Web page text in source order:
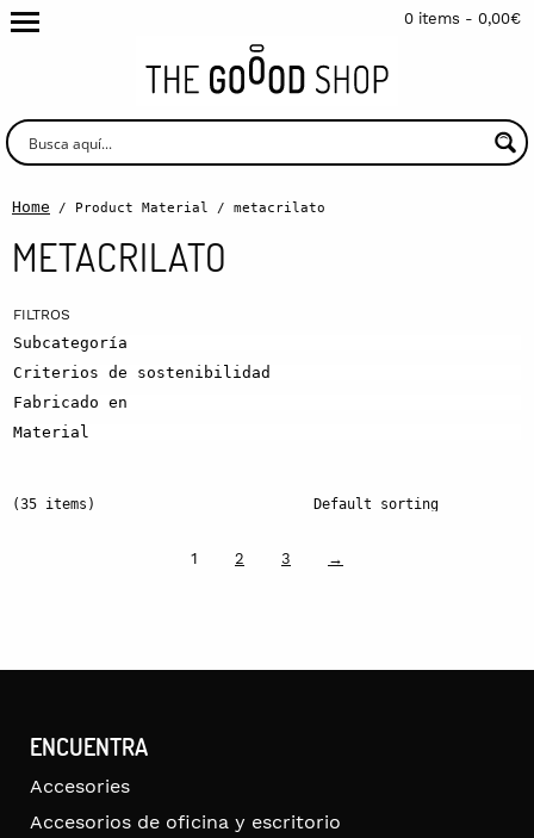
0 items - 0,00€
Home / Product Material / metacrilato
METACRILATO
Subcategoría
Criterios de sostenibilidad
Fabricado en
Material
(35 items)
1 2 3 →
ENCUENTRA
Accesories
Accesorios de oficina y escritorio